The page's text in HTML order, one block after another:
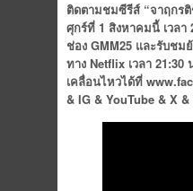
ติดตามชมซีรีส์ “จาฤกร
ศุกร์ที่ 1 สิงหาคมนี้ เวลา
ช่อง GMM25 และรับชม
ทาง Netflix เวลา 21:30
เคลื่อนไหวได้ที่
& IG & YouTube & X